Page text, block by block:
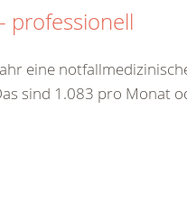
professionell
eine
sind 1.083 pro Monat